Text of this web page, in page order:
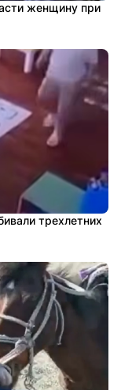
женщину при
трехлетних